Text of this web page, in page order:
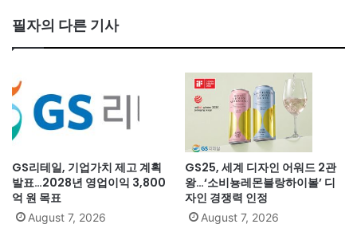
필자의 다른 기사
GS리테일, 기업가치 제고 계획
발표…2028년 영업이익 3,800
억 원 목표
August 7, 2026
GS25, 세계 디자인 어워드 2관
왕…‘소비뇽레몬블랑하이볼’ 디
자인 경쟁력 인정
August 7, 2026